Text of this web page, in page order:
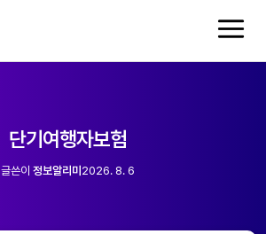
단기여행자보험
글쓴이 정보알리미2026. 8. 6